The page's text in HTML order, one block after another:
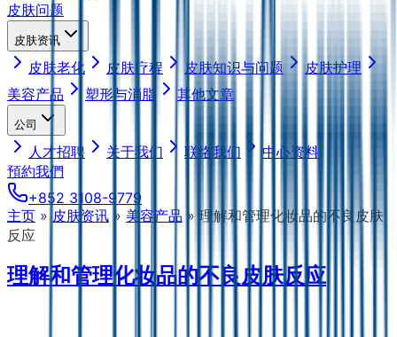
皮肤问题
皮肤资讯
皮肤老化 皮肤疗程 皮肤知识与问题
皮肤护理
美容产品
塑形与消脂 其他文章
公司
人才招聘 关于我们 联络我们
中心资料
預約我們
+852 3108-9779
主页 » 皮肤资讯 » 美容产品 » 理解和管理化妆品的不良皮肤
反应
理解和管理化妆品的不良皮肤反应